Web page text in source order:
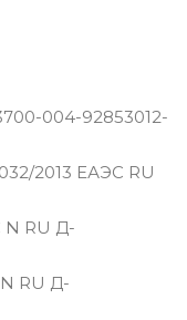
004-92853012-
2013 ЕАЭС RU
N RU Д-
RU Д-